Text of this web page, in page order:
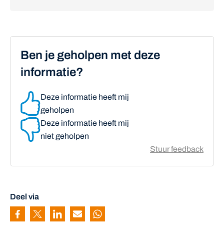
Ben je geholpen met deze
informatie?
Deze informatie heeft mij
geholpen
Deze informatie heeft mij
niet geholpen
Stuur feedback
Deel via
Pagina delen via Facebook
Pagina delen via Twitter
Pagina delen via Linkedin
Pagina delen via Mail
Pagina delen via Whatsapp